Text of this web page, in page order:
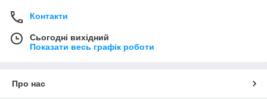
Контакти
Сьогодні вихідний
Показати весь графік роботи
Про нас